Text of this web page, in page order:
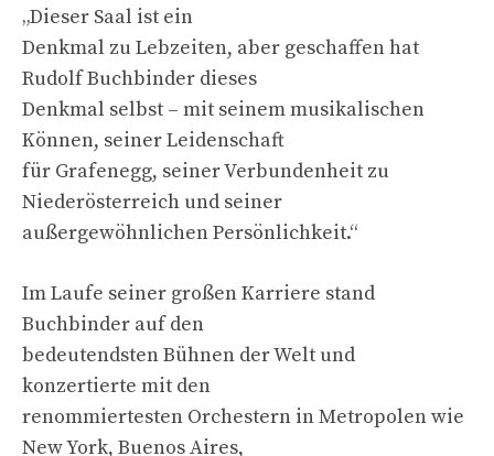
„Dieser Saal ist ein
Denkmal zu Lebzeiten, aber geschaffen hat
Rudolf Buchbinder dieses
Denkmal selbst – mit seinem musikalischen
Können, seiner Leidenschaft
für Grafenegg, seiner Verbundenheit zu
Niederösterreich und seiner
außergewöhnlichen Persönlichkeit.“
Im Laufe seiner großen Karriere stand
Buchbinder auf den
bedeutendsten Bühnen der Welt und
konzertierte mit den
renommiertesten Orchestern in Metropolen wie
New York, Buenos Aires,